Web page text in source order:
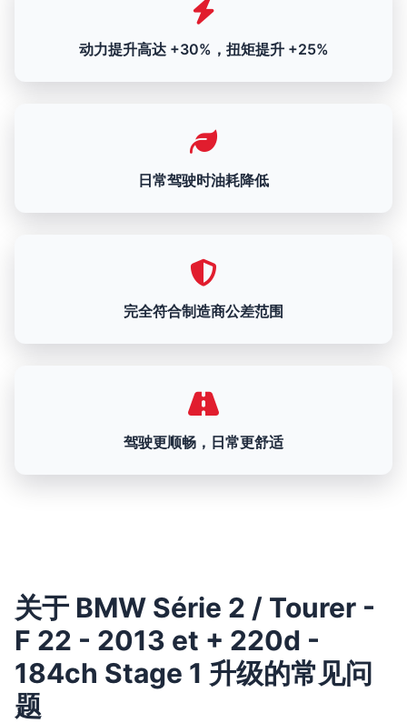
动力提升高达 +30%，扭矩提升 +25%
日常驾驶时油耗降低
完全符合制造商公差范围
驾驶更顺畅，日常更舒适
关于 BMW Série 2 / Tourer -
F 22 - 2013 et + 220d -
184ch Stage 1 升级的常见问
题